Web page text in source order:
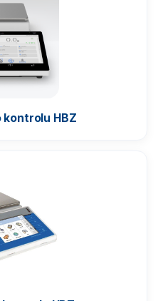
kontrolu HBZ